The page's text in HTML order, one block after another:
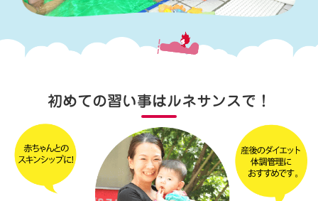
初めての習い事はルネサンスで！